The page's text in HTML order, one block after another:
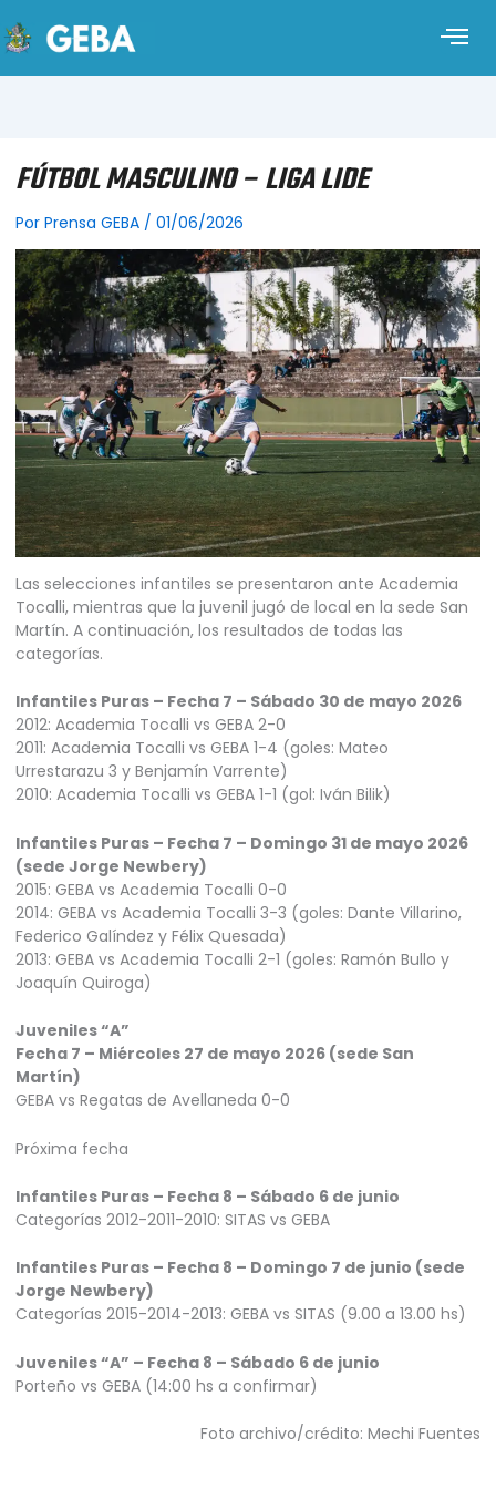
FÚTBOL MASCULINO – LIGA LIDE
Por Prensa GEBA / 01/06/2026
Las selecciones infantiles se presentaron ante Academia
Tocalli, mientras que la juvenil jugó de local en la sede San
Martín. A continuación, los resultados de todas las
categorías.
Infantiles Puras – Fecha 7 – Sábado 30 de mayo 2026
2012: Academia Tocalli vs GEBA 2-0
2011: Academia Tocalli vs GEBA 1-4 (goles: Mateo
Urrestarazu 3 y Benjamín Varrente)
2010: Academia Tocalli vs GEBA 1-1 (gol: Iván Bilik)
Infantiles Puras – Fecha 7 – Domingo 31 de mayo 2026
(sede Jorge Newbery)
2015: GEBA vs Academia Tocalli 0-0
2014: GEBA vs Academia Tocalli 3-3 (goles: Dante Villarino,
Federico Galíndez y Félix Quesada)
2013: GEBA vs Academia Tocalli 2-1 (goles: Ramón Bullo y
Joaquín Quiroga)
Juveniles “A”
Fecha 7 – Miércoles 27 de mayo 2026 (sede San
Martín)
GEBA vs Regatas de Avellaneda 0-0
Próxima fecha
Infantiles Puras – Fecha 8 – Sábado 6 de junio
Categorías 2012-2011-2010: SITAS vs GEBA
Infantiles Puras – Fecha 8 – Domingo 7 de junio (sede
Jorge Newbery)
Categorías 2015-2014-2013: GEBA vs SITAS (9.00 a 13.00 hs)
Juveniles “A” – Fecha 8 – Sábado 6 de junio
Porteño vs GEBA (14:00 hs a confirmar)
Foto archivo/crédito: Mechi Fuentes